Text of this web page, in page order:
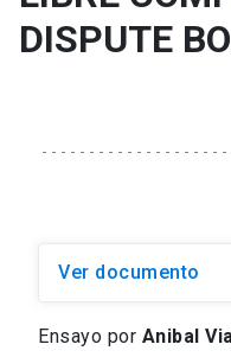
DISPUTE
Ver documento
Ensayo por Anibal